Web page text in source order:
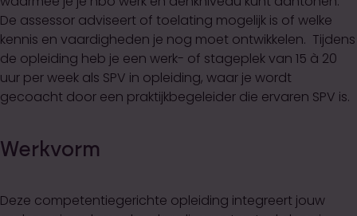
De assessor adviseert of toelating mogelijk is of welke
kennis en vaardigheden je nog moet ontwikkelen. Tijdens
de opleiding heb je een werk- of stageplek van 15 à 20
uur per week als SPV in opleiding, waar je wordt
gecoacht door een praktijkbegeleider die ervaren SPV is.
Werkvorm
Deze competentiegerichte opleiding integreert jouw